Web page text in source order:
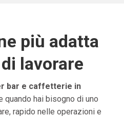
più adatta
lavorare
bar e caffetterie in
quando hai bisogno di uno
rapido nelle operazioni e